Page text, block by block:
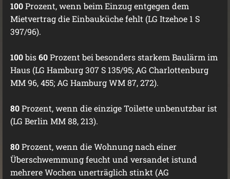
100Prozent, wenn beim Einzug entgegen dem
Mietvertrag die Einbauküche fehlt (LG Itzehoe 1 S
397/96).
100bis60Prozent bei besonders starkem Baulärm im
Haus (LG Hamburg 307 S 135/95; AG Charlottenburg
MM 96, 455; AG Hamburg WM 87, 272).
80Prozent, wenn die einzige Toilette unbenutzbar ist
(LG Berlin MM 88, 213).
80Prozent, wenn die Wohnung nach einer
Überschwemmung feucht und versandet istund
mehrere Wochen unerträglich stinkt (AG